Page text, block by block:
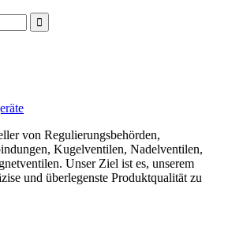
von Regulierungsbehörden,
Kugelventilen, Nadelventilen,
Unser Ziel ist es, unserem
und überlegenste Produktqualität zu